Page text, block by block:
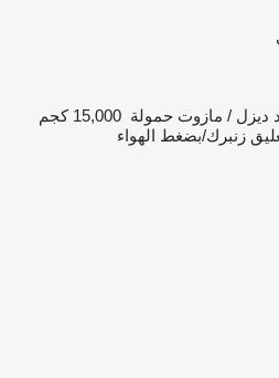
ديزل / مازوت حمولة 15,000 كجم
زنبرك/بضغط الهواء